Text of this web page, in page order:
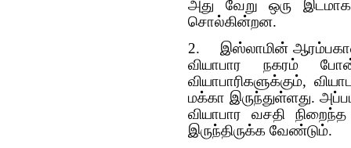
அது வேறு ஒரு
சொல்கின்றன.
2.
இஸ்லாமின்
வியாபார நகரம்
வியாபாரிகளுக்கும்,
மக்கா இருந்துள்ளது.
வியாபார வசதி
இருந்திருக்க வேண்டும்.